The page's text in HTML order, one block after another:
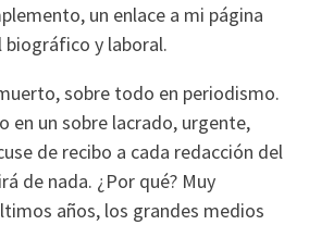
un enlace a mi página
y laboral.
sobre todo en periodismo.
en un sobre lacrado, urgente,
de recibo a cada redacción del
de nada. ¿Por qué? Muy
años, los grandes medios